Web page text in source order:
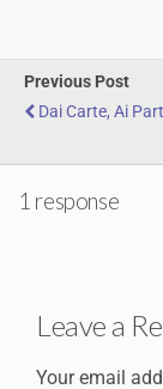
Previous Post
Dai Carte, Ai
1 response
Leave a
Your email